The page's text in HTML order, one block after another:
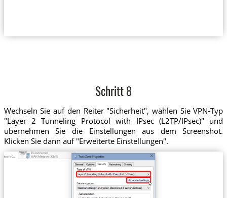
Schritt 8
Wechseln Sie auf den Reiter "Sicherheit", wählen Sie VPN-Typ
"Layer 2 Tunneling Protocol with IPsec (L2TP/IPsec)" und
übernehmen Sie die Einstellungen aus dem Screenshot.
Klicken Sie dann auf "Erweiterte Einstellungen".